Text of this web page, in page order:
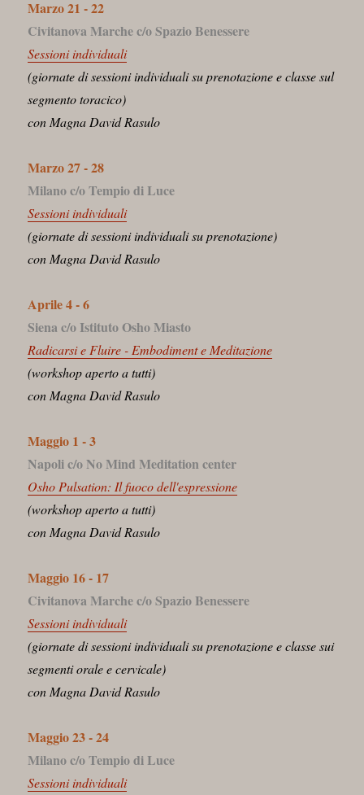
Marzo 21 - 22
Civitanova Marche c/o Spazio Benessere
Sessioni individuali
(giornate di sessioni individuali su prenotazione e classe sul
segmento toracico)
con Magna David Rasulo
Marzo 27 - 28
Milano c/o Tempio di Luce
Sessioni individuali
(giornate di sessioni individuali su prenotazione)
con Magna David Rasulo
Aprile 4 - 6
Siena c/o Istituto Osho Miasto
Radicarsi e Fluire - Embodiment e Meditazione
(workshop aperto a tutti)
con Magna David Rasulo
Maggio 1 - 3
Napoli c/o No Mind Meditation center
Osho Pulsation: Il fuoco dell'espressione
(workshop aperto a tutti)
con Magna David Rasulo
Maggio 16 - 17
Civitanova Marche c/o Spazio Benessere
Sessioni individuali
(giornate di sessioni individuali su prenotazione e classe sui
segmenti orale e cervicale)
con Magna David Rasulo
Maggio 23 - 24
Milano c/o Tempio di Luce
Sessioni individuali